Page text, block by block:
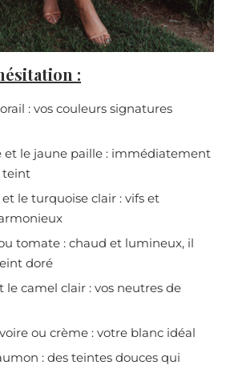
:
: vos couleurs signatures
et le jaune paille : immédiatement
teint
le turquoise clair : vifs et
tomate : chaud et lumineux, il
doré
le camel clair : vos neutres de
ou crème : votre blanc idéal
: des teintes douces qui